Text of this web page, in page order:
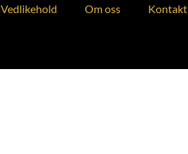
Vedlikehold Om oss Kontakt